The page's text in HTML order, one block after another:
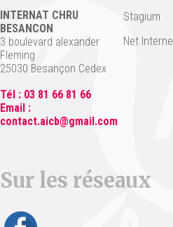
INTERNAT CHRU
BESANCON
3 boulevard alexander
Fleming
25030 Besançon Cedex
Tél : 03 81 66 81 66
Email :
contact.aicb@gmail.com
Stagium
Net Interne
Sur les réseaux